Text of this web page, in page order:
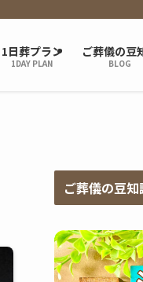
1日葬プラン
1DAY PLAN
ご葬儀の豆
BLOG
ご葬儀の豆知